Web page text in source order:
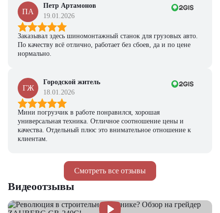
Смотреть все отзывы
ПА
Петр Артамонов
19.01.2026
Заказывал здесь шиномонтажный станок для грузовых авто.
По качеству всё отлично, работает без сбоев, да и по цене
нормально.
ГЖ
Городской житель
18.01.2026
Мини погрузчик в работе понравился, хорошая
универсальная техника. Отличное соотношение цены и
качества. Отдельный плюс это внимательное отношение к
клиентам.
Видеоотзывы